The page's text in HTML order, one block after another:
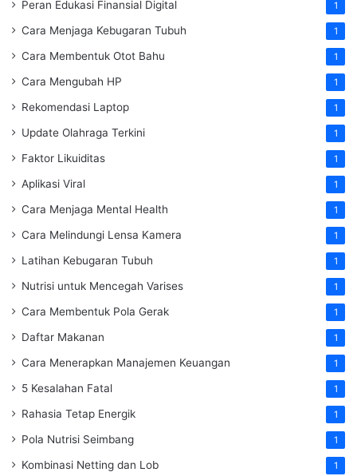
Peran Edukasi Finansial Digital 1
Cara Menjaga Kebugaran Tubuh 1
Cara Membentuk Otot Bahu 1
Cara Mengubah HP 1
Rekomendasi Laptop 1
Update Olahraga Terkini 1
Faktor Likuiditas 1
Aplikasi Viral 1
Cara Menjaga Mental Health 1
Cara Melindungi Lensa Kamera 1
Latihan Kebugaran Tubuh 1
Nutrisi untuk Mencegah Varises 1
Cara Membentuk Pola Gerak 1
Daftar Makanan 1
Cara Menerapkan Manajemen Keuangan 1
5 Kesalahan Fatal 1
Rahasia Tetap Energik 1
Pola Nutrisi Seimbang 1
Kombinasi Netting dan Lob 1